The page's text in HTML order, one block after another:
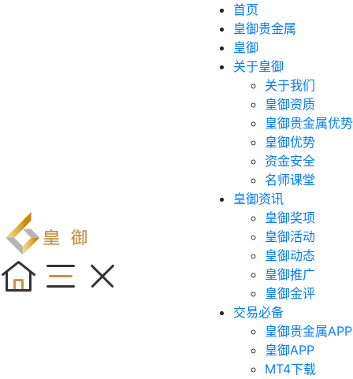
首页
皇御贵金属
皇御
关于皇御
关于我们
皇御资质
皇御贵金属优势
皇御优势
资金安全
名师课堂
皇御资讯
皇御奖项
皇御活动
皇御动态
皇御推广
皇御金评
交易必备
皇御贵金属APP
皇御APP
MT4下载